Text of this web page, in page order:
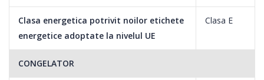
Clasa energetica potrivit noilor etichete
energetice adoptate la nivelul UE
Clasa E
CONGELATOR